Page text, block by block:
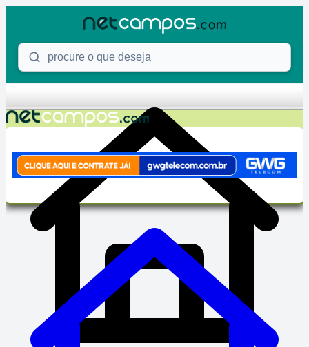
Procure o que deseja